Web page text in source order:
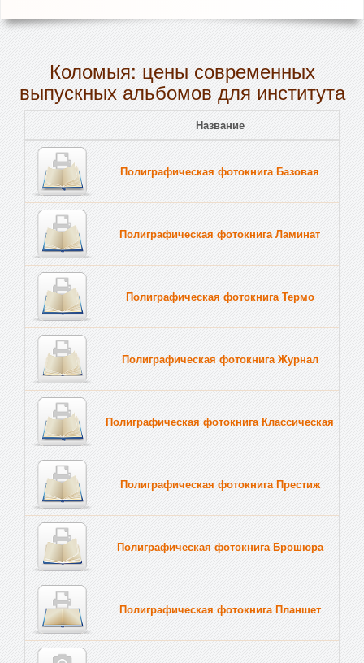
Коломыя: цены современных
выпускных альбомов для института
Название
Полиграфическая фотокнига Базовая
Полиграфическая фотокнига Ламинат
Полиграфическая фотокнига Термо
Полиграфическая фотокнига Журнал
Полиграфическая фотокнига Классическая
Полиграфическая фотокнига Престиж
Полиграфическая фотокнига Брошюра
Полиграфическая фотокнига Планшет